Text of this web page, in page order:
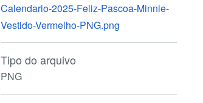
Calendario-2025-Feliz-Pascoa-Minnie-
Vestido-Vermelho-PNG.png
Tipo do arquivo
PNG